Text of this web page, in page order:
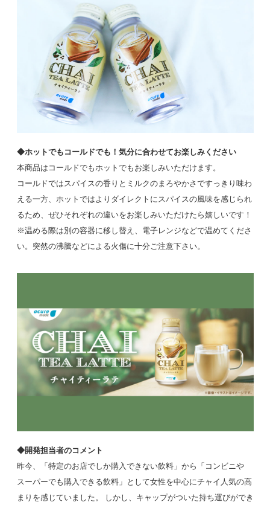
◆ホットでもコールドでも！気分に合わせてお楽しみください
本商品はコールドでもホットでもお楽しみいただけます。
コールドではスパイスの香りとミルクのまろやかさですっきり味わ
える一方、ホットではよりダイレクトにスパイスの風味を感じられ
るため、ぜひそれぞれの違いをお楽しみいただけたら嬉しいです！
※温める際は別の容器に移し替え、電子レンジなどで温めてくださ
い。突然の沸騰などによる火傷に十分ご注意下さい。
◆開発担当者のコメント
昨今、「特定のお店でしか購入できない飲料」から「コンビニや
スーパーでも購入できる飲料」として女性を中心にチャイ人気の高
まりを感じていました。 しかし、キャップがついた持ち運びができ